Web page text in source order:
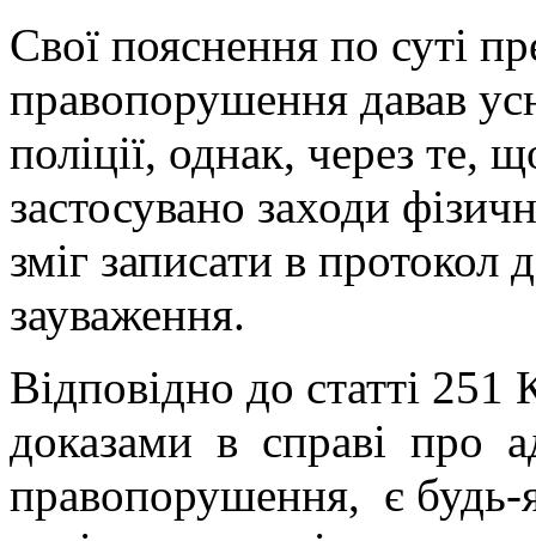
Свої пояснення по суті
правопорушення давав
поліції, однак, через те,
застосувано заходи
зміг записати в протокол
зауваження.
Відповідно до статті
доказами в справі про
правопорушення, є будь-